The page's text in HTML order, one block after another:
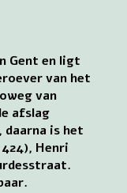
Gent en ligt
van het
van
afslag
daarna is het
Henri